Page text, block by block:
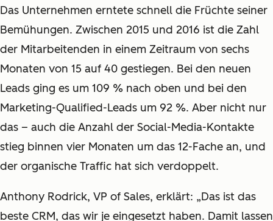
Das Unternehmen erntete schnell die Früchte seiner
Bemühungen. Zwischen 2015 und 2016 ist die Zahl
der Mitarbeitenden in einem Zeitraum von sechs
Monaten von 15 auf 40 gestiegen. Bei den neuen
Leads ging es um 109 % nach oben und bei den
Marketing-Qualified-Leads um 92 %. Aber nicht nur
das – auch die Anzahl der Social-Media-Kontakte
stieg binnen vier Monaten um das 12-Fache an, und
der organische Traffic hat sich verdoppelt.
Anthony Rodrick, VP of Sales, erklärt: „Das ist das
beste CRM, das wir je eingesetzt haben. Damit lassen